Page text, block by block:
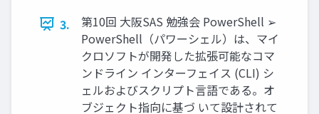
3.
第10回 大阪SAS 勉強会 PowerShell ➢
PowerShell（パワーシェル）は、マイ
クロソフトが開発した拡張可能なコマ
ンドライン インターフェイス (CLI) シ
ェルおよびスクリプト言語である。オ
ブジェクト指向に基づ いて設計されて